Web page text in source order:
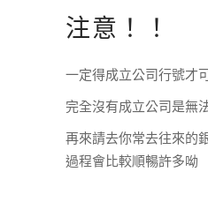
注意！！
一定得成立公司行號才
完全沒有成立公司是無
再來請去你常去往來的
過程會比較順暢許多呦